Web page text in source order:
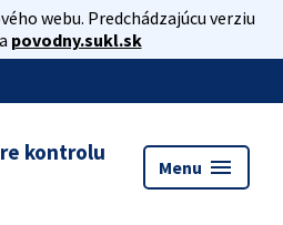
webu. Predchádzajúcu verziu
povodny.sukl.sk
kontrolu
Menu menu